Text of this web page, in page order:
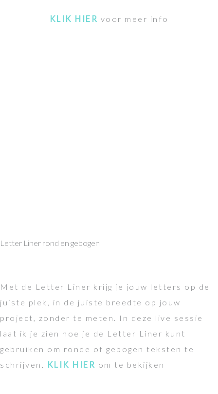
KLIK HIER voor meer info
Letter Liner rond en gebogen
Met de Letter Liner krijg je jouw letters op de
juiste plek, in de juiste breedte op jouw
project, zonder te meten. In deze live sessie
laat ik je zien hoe je de Letter Liner kunt
gebruiken om ronde of gebogen teksten te
schrijven.
KLIK HIER om te bekijken